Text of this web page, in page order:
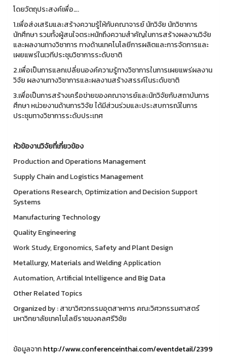
โดยวัตถุประสงค์เพื่อ….
1.เพื่อส่งเสริมและสร้างความรู้ให้กับคณาจารย์ นักวิจัย นักวิชาการ
นักศึกษา รวมทั้งผู้สนใจตระหนักถึงความสำคัญในการสร้างผลงานวิจัย
และผลงานทางวิชาการ ทางด้านเทคโนโลยีการผลิตและการจัดการและ
เผยแพร่ในเวทีประชุมวิชาการระดับชาติ
2.เพื่อเป็นการแลกเปลี่ยนองค์ความรู้ทางวิชาการในการเผยแพร่ผลงาน
วิจัย ผลงานทางวิชาการและผลงานสร้างสรรค์ในระดับชาติ
3.เพื่อเป็นการสร้างเครือข่ายของคณาจารย์และนักวิจัยกับสถาบันการ
ศึกษา หน่วยงานด้านการวิจัย ได้มีส่วนร่วมและประสบการณ์ในการ
ประชุมทางวิชาการระดับประเทศ
หัวข้องานวิจัยที่เกี่ยวข้อง
Production and Operations Management
Supply Chain and Logistics Management
Operations Research, Optimization and Decision Support
Systems
Manufacturing Technology
Quality Engineering
Work Study, Ergonomics, Safety and Plant Design
Metallurgy, Materials and Welding Application
Automation, Artificial Intelligence and Big Data
Other Related Topics
Organized by : สาขาวิศวกรรมอุตสาหการ คณะวิศวกรรมศาสตร์
มหาวิทยาลัยเทคโนโลยีราชมงคลศรีวิชัย
ข้อมูลจากhttp://www.conferenceinthai.com/eventdetail/2399